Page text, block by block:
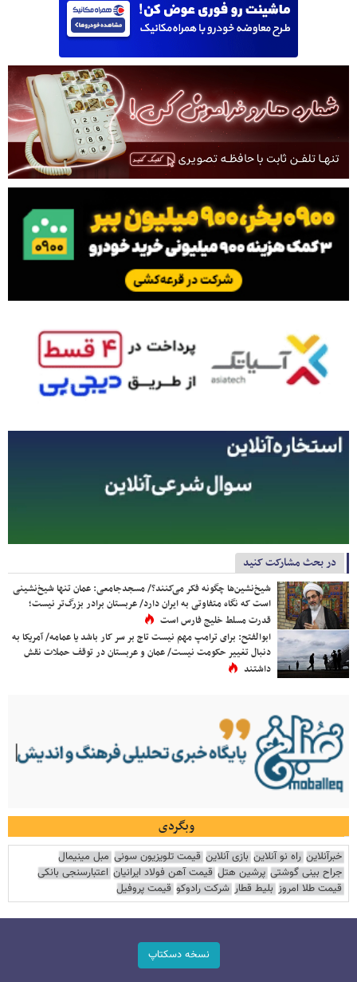
در بحث مشارکت کنید
شیخ‌نشین‌ها چگونه فکر می‌کنند؟/ مسجدجامعی: عمان تنها شیخ‌نشینی
است که نگاه متفاوتی به ایران دارد/ عربستان برادر بزرگ‌تر نیست؛
قدرت مسلط خلیج فارس است
ابوالفتح: برای ترامپ مهم نیست تاج بر سر کار باشد یا عمامه/ آمریکا به
دنبال تغییر حکومت نیست/ عمان و عربستان در توقف حملات نقش
داشتند
وبگردی
خبرآنلاین راه نو آنلاین بازی آنلاین قیمت تلویزیون سونی مبل مینیمال
جراح بینی گوشتی پرشین هتل قیمت آهن فولاد ایرانیان اعتبارسنجی بانکی
قیمت طلا امروز بلیط قطار شرکت رادوکو قیمت پروفیل
نسخه دسکتاپ